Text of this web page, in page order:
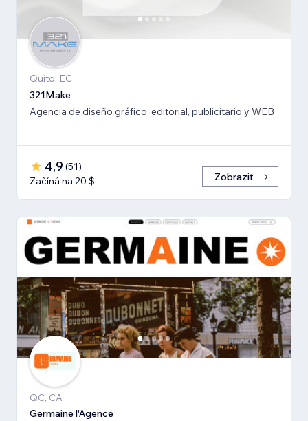
Quito, EC
321Make
Agencia de diseño gráfico, editorial, publicitario y WEB
4,9 (51)
Začíná na 20 $
Zobrazit
QC, CA
Germaine l'Agence